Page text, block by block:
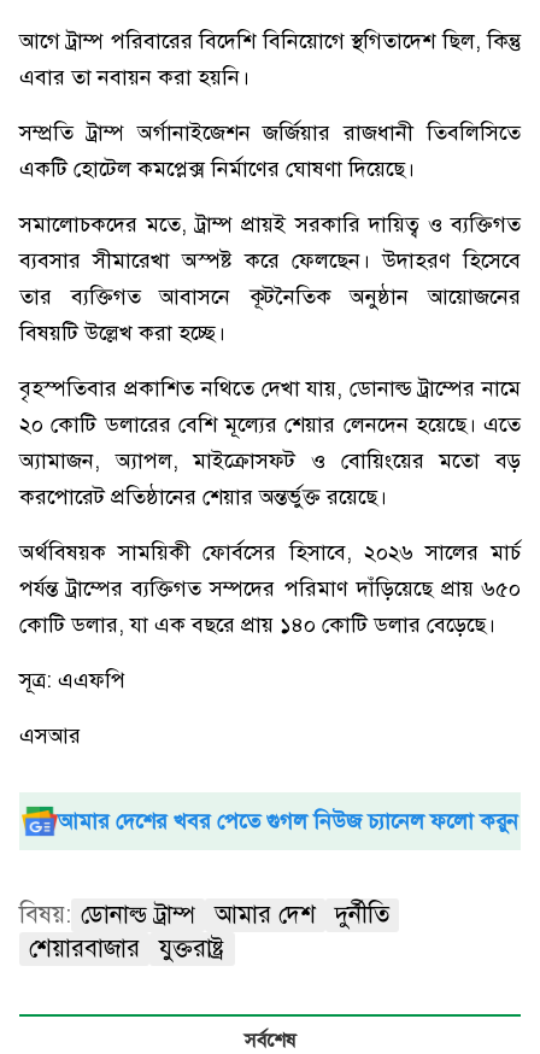
আগে ট্রাম্প পরিবারের বিদেশি বিনিয়োগে স্থগিতাদেশ ছিল, কিন্তু
এবার তা নবায়ন করা হয়নি।
সম্প্রতি ট্রাম্প অর্গানাইজেশন জর্জিয়ার রাজধানী তিবলিসিতে
একটি হোটেল কমপ্লেক্স নির্মাণের ঘোষণা দিয়েছে।
সমালোচকদের মতে, ট্রাম্প প্রায়ই সরকারি দায়িত্ব ও ব্যক্তিগত
ব্যবসার সীমারেখা অস্পষ্ট করে ফেলছেন। উদাহরণ হিসেবে
তার ব্যক্তিগত আবাসনে কূটনৈতিক অনুষ্ঠান আয়োজনের
বিষয়টি উল্লেখ করা হচ্ছে।
বৃহস্পতিবার প্রকাশিত নথিতে দেখা যায়, ডোনাল্ড ট্রাম্পের নামে
২০ কোটি ডলারের বেশি মূল্যের শেয়ার লেনদেন হয়েছে। এতে
অ্যামাজন, অ্যাপল, মাইক্রোসফট ও বোয়িংয়ের মতো বড়
করপোরেট প্রতিষ্ঠানের শেয়ার অন্তর্ভুক্ত রয়েছে।
অর্থবিষয়ক সাময়িকী ফোর্বসের হিসাবে, ২০২৬ সালের মার্চ
পর্যন্ত ট্রাম্পের ব্যক্তিগত সম্পদের পরিমাণ দাঁড়িয়েছে প্রায় ৬৫০
কোটি ডলার, যা এক বছরে প্রায় ১৪০ কোটি ডলার বেড়েছে।
সূত্র: এএফপি
এসআর
আমার দেশের খবর পেতে গুগল নিউজ চ্যানেল ফলো করুন
বিষয়: ডোনাল্ড ট্রাম্প আমার দেশ
দুর্নীতি
শেয়ারবাজার
যুক্তরাষ্ট্র
সর্বশেষ